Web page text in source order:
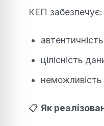
КЕП забезпечує:
цілісність
неможливість
📋 Як